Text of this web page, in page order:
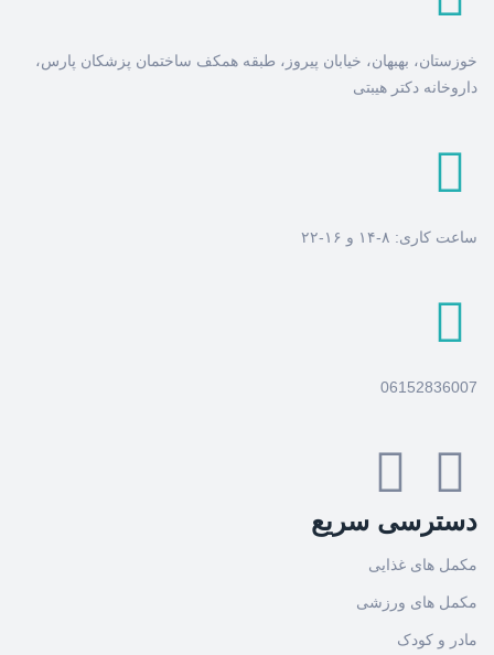
خوزستان، بهبهان، خیابان پیروز، طبقه همکف ساختمان پزشکان پارس،
داروخانه دکتر هیبتی
ساعت کاری: ۸-۱۴ و ۱۶-۲۲
06152836007
دسترسی سریع
مکمل های غذایی
مکمل های ورزشی
مادر و کودک